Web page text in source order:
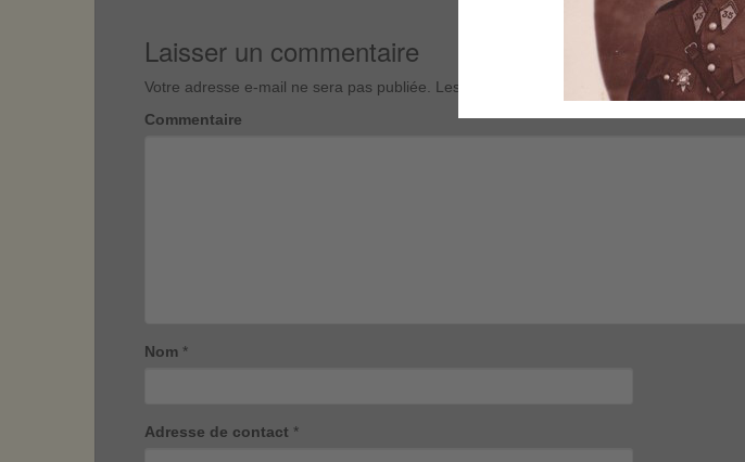
Laisser un commentaire
Votre adresse e-mail ne sera pas publiée. Les champs obligatoires sont indiqués avec*
Commentaire
Nom *
Adresse de contact *